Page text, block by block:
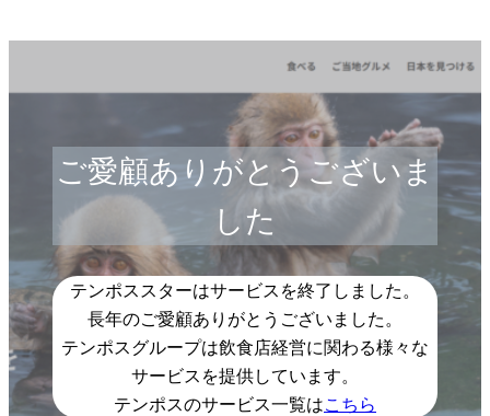
ご愛顧ありがとうございま
した
テンポススターはサービスを終了しました。
長年のご愛顧ありがとうございました。
テンポスグループは飲食店経営に関わる様々な
サービスを提供しています。
テンポスのサービス一覧はこちら